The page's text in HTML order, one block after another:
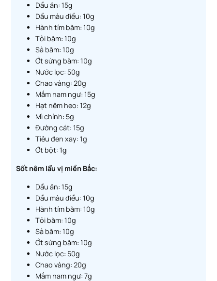
Dầu ăn: 15g
Dầu màu điều: 10g
Hành tím băm: 10g
Tỏi băm: 10g
Sả băm: 10g
Ớt sừng băm: 10g
Nước lọc: 50g
Chao vàng: 20g
Mắm nam ngư: 15g
Hạt nêm heo: 12g
Mì chính: 5g
Đường cát: 15g
Tiêu đen xay: 1g
Ớt bột: 1g
Sốt nêm lẩu vị miền Bắc:
Dầu ăn: 15g
Dầu màu điều: 10g
Hành tím băm: 10g
Tỏi băm: 10g
Sả băm: 10g
Ớt sừng băm: 10g
Nước lọc: 50g
Chao vàng: 20g
Mắm nam ngư: 7g